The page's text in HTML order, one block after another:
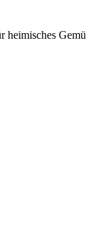
heimisches